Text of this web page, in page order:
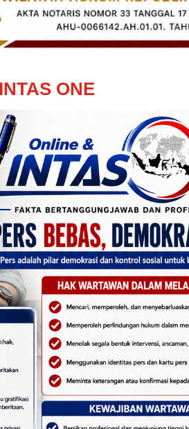
ONE